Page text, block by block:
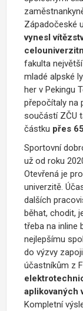
Západočeské
vynesl
fakulta
mladé alpské
her v Pekingu
přepočítaly na
součástí ZČU
částku přes
Sportovní
už od roku
Otevřená je
univerzitě.
dalších
běhat, chodit,
třeba na inline
nejlepšímu
do výzvy
účastníkům z
aplikovaných
Kompletní